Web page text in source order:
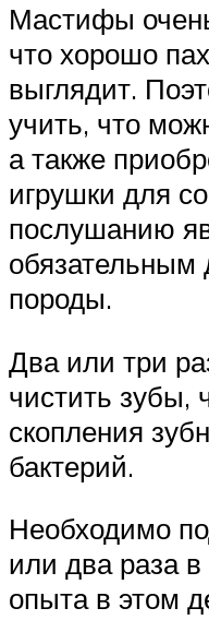
Мастифы
что хорошо
выглядит.
учить, что
а также
игрушки для
послушанию
обязательным
породы.
Два или три
чистить зубы,
скопления
бактерий.
Необходимо
или два раза
опыта в этом